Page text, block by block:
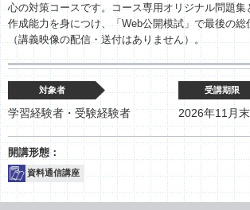
心の対策コースです。コース専用オリジナル問題集
作成能力を身につけ、「Web公開模試」で最後の総
（講義映像の配信・送付はありません）。
対象者
学習経験者・受験経験者
受講期限
2026年11月
資料通信講座